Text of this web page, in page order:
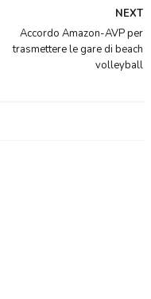
NEXT
Accordo Amazon-AVP per
trasmettere le gare di beach
volleyball